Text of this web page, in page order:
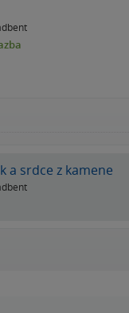
a srdce z kamene